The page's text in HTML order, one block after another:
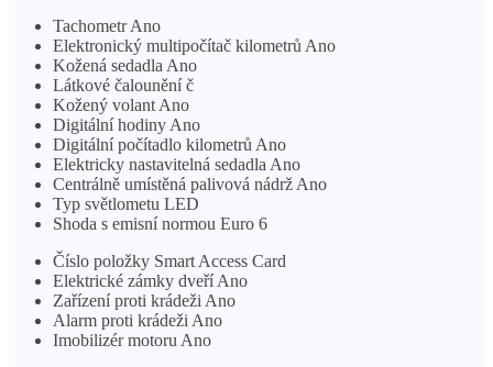
Tachometr Ano
Elektronický multipočítač kilometrů Ano
Kožená sedadla Ano
Látkové čalounění č
Kožený volant Ano
Digitální hodiny Ano
Digitální počítadlo kilometrů Ano
Elektricky nastavitelná sedadla Ano
Centrálně umístěná palivová nádrž Ano
Typ světlometu LED
Shoda s emisní normou Euro 6
Číslo položky Smart Access Card
Elektrické zámky dveří Ano
Zařízení proti krádeži Ano
Alarm proti krádeži Ano
Imobilizér motoru Ano